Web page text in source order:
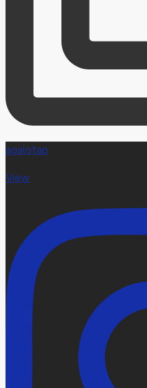
agalotap
View